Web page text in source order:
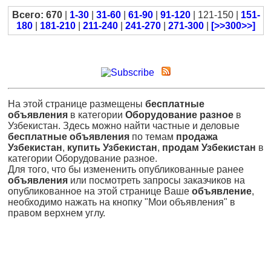
Всего: 670| 1-30| 31-60| 61-90| 91-120| 121-150 | 151-
180
181-210 211-240 241-270 271-300 [>>300>>]
На этой странице размещены бесплатные
объявления в категории Оборудование разное в
Узбекистан. Здесь можно найти частные и деловые
бесплатные объявления по темам продажа
Узбекистан, купить Узбекистан, продам Узбекистан в
категории Оборудование разное.
Для того, что бы измененить опубликованные ранее
объявления или посмотреть запросы заказчиков на
опубликованное на этой странице Ваше объявление,
необходимо нажать на кнопку "Мои объявления" в
правом верхнем углу.